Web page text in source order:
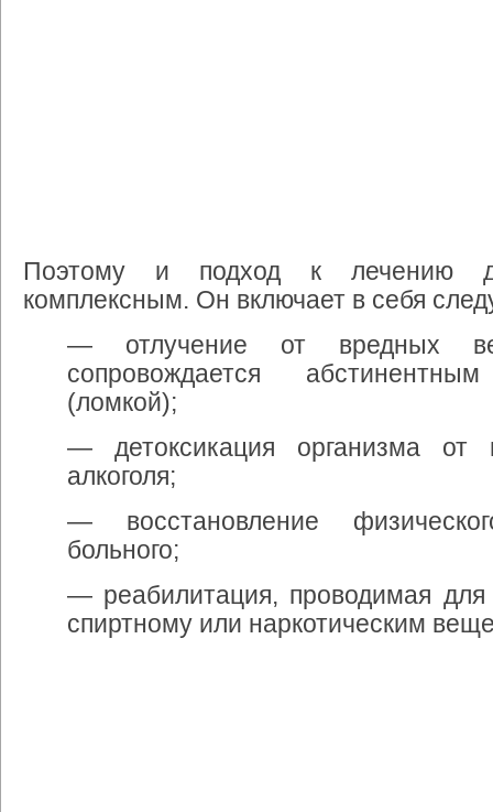
Поэтому и подход к лечению
комплексным. Он включает в себя
— отлучение от вредных
сопровождается
(ломкой);
— детоксикация организма от
алкоголя;
— восстановление
больного;
— реабилитация, проводимая для
спиртному или наркотическим